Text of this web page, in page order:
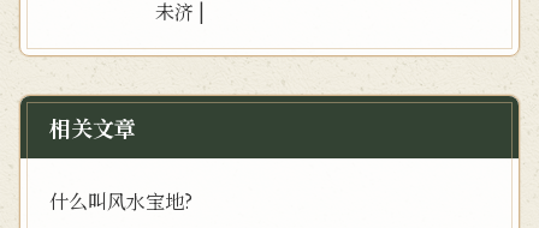
未济 |
相关文章
什么叫风水宝地?